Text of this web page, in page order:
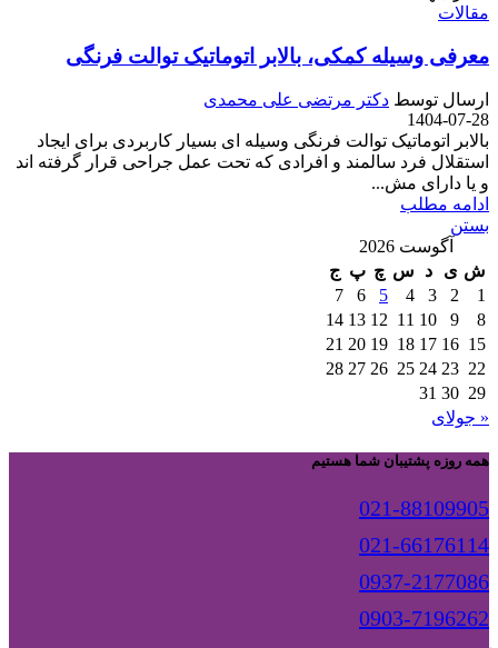
مقالات
معرفی وسیله کمکی، بالابر اتوماتیک توالت فرنگی
ارسال توسط دکتر مرتضی علی محمدی
1404-07-28
بالابر اتوماتیک توالت فرنگی وسیله ای بسیار کاربردی برای ایجاد
استقلال فرد سالمند و افرادی که تحت عمل جراحی قرار گرفته اند
و یا دارای مش...
ادامه مطلب
بستن
آگوست 2026
ش ی د س چ پ ج
1
2
3
4
5
6
7
8
9
10
11
12
13
14
15
16
17
18
19
20
21
22
23
24
25
26
27
28
29
30
31
« جولای
همه روزه پشتیبان شما هستیم
021-88109905
021-66176114
0937-2177086
0903-7196262